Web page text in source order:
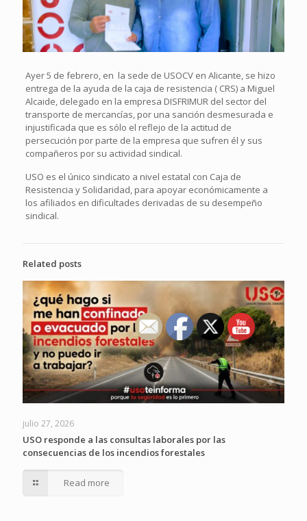
Ayer 5 de febrero, en la sede de USOCVen Alicante, se hizo
entrega de la ayuda de la caja de resistencia ( CRS) a Miguel
Alcaide, delegado en la empresa DISFRIMUR del sector del
transporte de mercancías, por una sanción desmesurada e
injustificada que es sólo el reflejo de la actitud de
persecución por parte de la empresa que sufren él y sus
compañeros por su actividad sindical.
USO es el único sindicato a nivel estatal con Caja de
Resistencia y Solidaridad, para apoyar económicamente a
los afiliados en dificultades derivadas de su desempeño
sindical.
Related posts
julio 27, 2026
USO responde a las consultas laborales por las
consecuencias de los incendios forestales
Read more